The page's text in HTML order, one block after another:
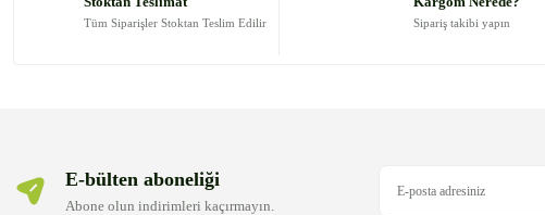
Ürün bilgilerinde hatalar bulunuyor.
Tüm Siparişler Stoktan Teslim Edilir Sipariş takibi yapın
E-bülten aboneliği
Abone olun indirimleri kaçırmayın.